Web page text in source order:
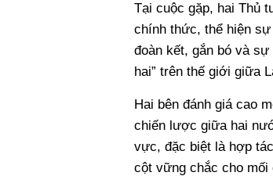
Tại cuộc gặp, hai Thủ
chính thức, thể hiện
đoàn kết, gắn bó và
hai” trên thế giới giữa
Hai bên đánh giá cao
chiến lược giữa hai
vực, đặc biệt là hợp
cột vững chắc cho